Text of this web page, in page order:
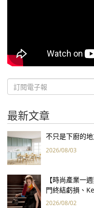
最新文章
不只是下廚的
2026/08/03
【時尚產業一
門終結虧損、
報亮眼
2026/08/02